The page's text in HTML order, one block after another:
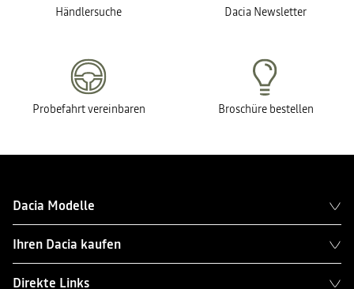
Händlersuche Dacia Newsletter
Probefahrt vereinbaren Broschüre bestellen
Dacia Modelle
Ihren Dacia kaufen
Direkte Links